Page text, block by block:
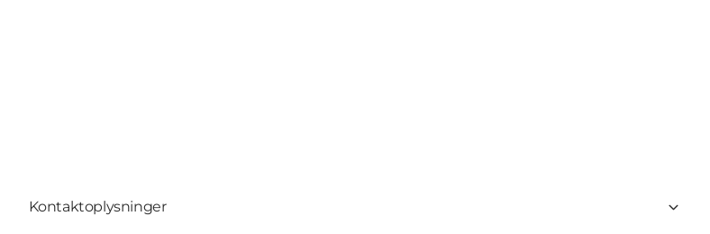
Kontaktoplysninger